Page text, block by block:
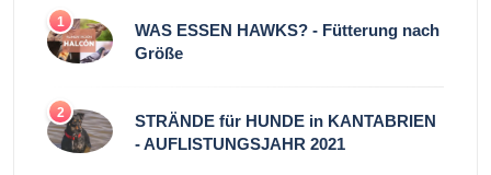
1
WAS ESSEN HAWKS? - Fütterung nach
Größe
2
STRÄNDE für HUNDE in KANTABRIEN
- AUFLISTUNGSJAHR 2021